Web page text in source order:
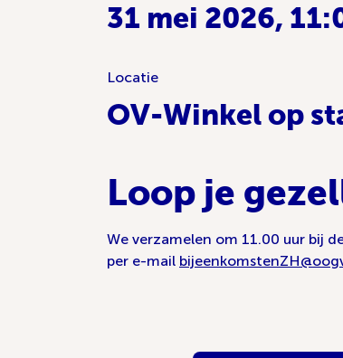
31 mei 2026,
Locatie
OV-Winkel op
Loop je
We verzamelen om 11.00 uur bij
per e-mail